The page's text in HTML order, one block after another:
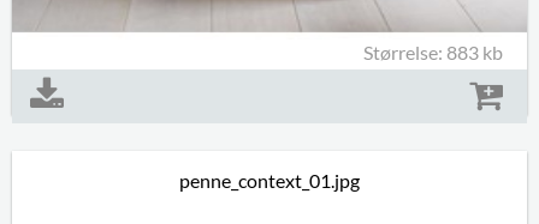
Størrelse: 883 kb
penne_context_01.jpg